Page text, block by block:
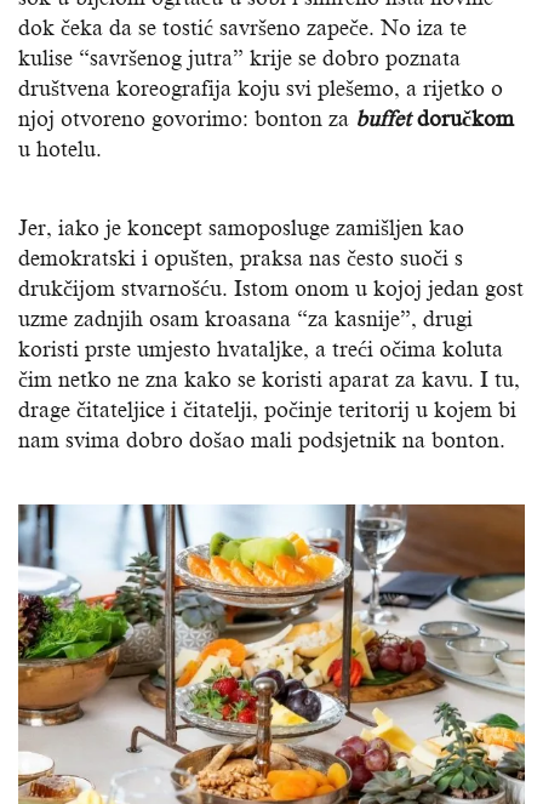
dok čeka da se tostić savršeno zapeče. No iza te
kulise “savršenog jutra” krije se dobro poznata
društvena koreografija koju svi plešemo, a rijetko o
njoj otvoreno govorimo: bonton za buffetdoručkom
u hotelu.
Jer, iako je koncept samoposluge zamišljen kao
demokratski i opušten, praksa nas često suoči s
drukčijom stvarnošću. Istom onom u kojoj jedan gost
uzme zadnjih osam kroasana “za kasnije”, drugi
koristi prste umjesto hvataljke, a treći očima koluta
čim netko ne zna kako se koristi aparat za kavu. I tu,
drage čitateljice i čitatelji, počinje teritorij u kojem bi
nam svima dobro došao mali podsjetnik na bonton.